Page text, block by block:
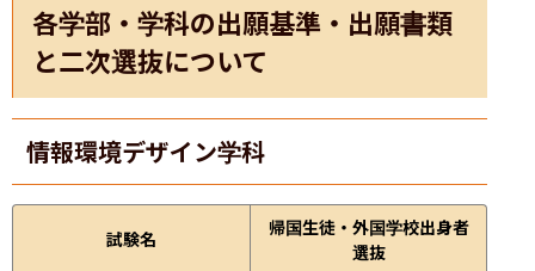
各学部・学科の出願基準・出願書類
と二次選抜について
情報環境デザイン学科
試験名
帰国生徒・外国学校出身者
選抜